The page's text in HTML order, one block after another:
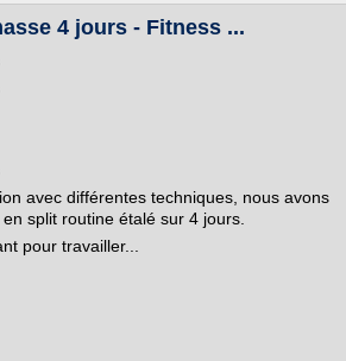
4 jours - Fitness ...
avec différentes techniques, nous avons
split routine étalé sur 4 jours.
pour travailler...